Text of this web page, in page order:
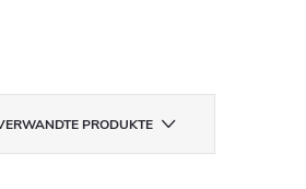
PRODUKTE